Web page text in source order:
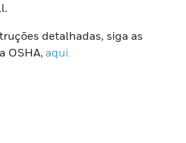
detalhadas, siga as
OSHA, aqui.